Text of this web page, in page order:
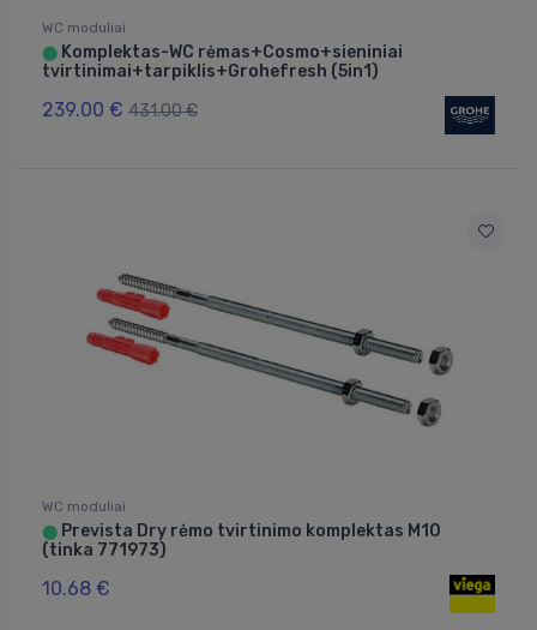
WC moduliai
⬤ Komplektas-WC rėmas+Cosmo+sieniniai
tvirtinimai+tarpiklis+Grohefresh (5in1)
239.00 € 431.00 €
WC moduliai
⬤ Prevista Dry rėmo tvirtinimo komplektas M10
(tinka 771973)
10.68 €